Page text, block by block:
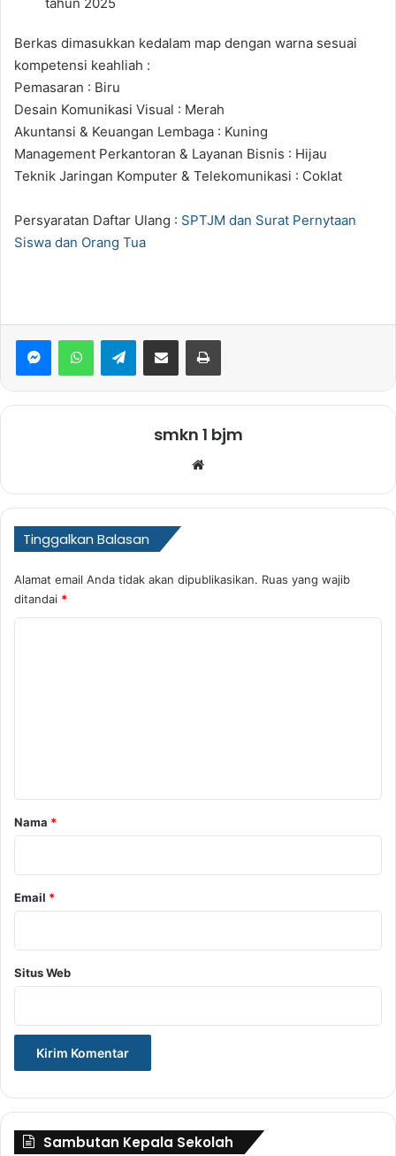
Berkas dimasukkan kedalam map dengan warna sesuai
kompetensi keahliah :
Pemasaran : Biru
Desain Komunikasi Visual : Merah
Akuntansi & Keuangan Lembaga : Kuning
Management Perkantoran & Layanan Bisnis : Hijau
Teknik Jaringan Komputer & Telekomunikasi : Coklat
Persyaratan Daftar Ulang : SPTJM dan Surat Pernytaan
Siswa dan Orang Tua
WhatsAppTelegramBagikan via Email Print
smkn 1 bjm
Tinggalkan Balasan
Alamat email Anda tidak akan dipublikasikan. Ruas yang wajib
ditandai *
rNama *
Email *
Situs Web
Sambutan Kepala Sekolah